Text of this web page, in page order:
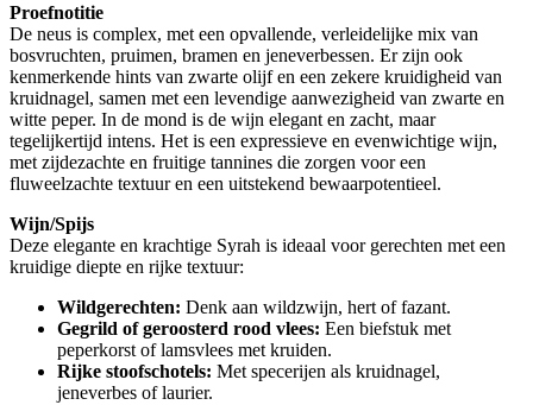
Proefnotitie
De neus is complex, met een opvallende, verleidelijke mix van
bosvruchten, pruimen, bramen en jeneverbessen. Er zijn ook
kenmerkende hints van zwarte olijf en een zekere kruidigheid van
kruidnagel, samen met een levendige aanwezigheid van zwarte en
witte peper. In de mond is de wijn elegant en zacht, maar
tegelijkertijd intens. Het is een expressieve en evenwichtige wijn,
met zijdezachte en fruitige tannines die zorgen voor een
fluweelzachte textuur en een uitstekend bewaarpotentieel.
Wijn/Spijs
Deze elegante en krachtige Syrah is ideaal voor gerechten met een
kruidige diepte en rijke textuur:
Wildgerechten: Denk aan wildzwijn, hert of fazant.
Gegrild of geroosterd rood vlees: Een biefstuk met
peperkorst of lamsvlees met kruiden.
Rijke stoofschotels: Met specerijen als kruidnagel,
jeneverbes of laurier.